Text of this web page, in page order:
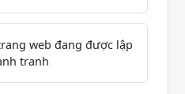
web đang được lập
tranh